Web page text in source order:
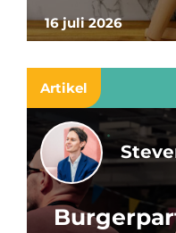
16 juli 2026
Artikel